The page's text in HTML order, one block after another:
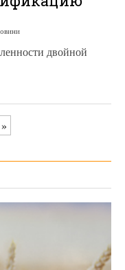
двойной
»